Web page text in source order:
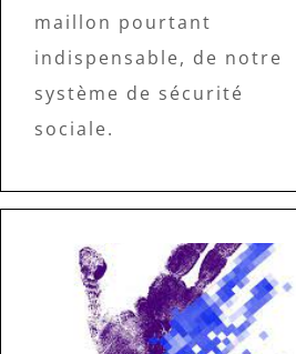
maillon pourtant
indispensable, de notre
système de sécurité
sociale.